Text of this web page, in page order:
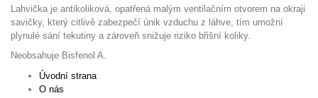
Lahvička je antikoliková, opatřená malým ventilačním otvorem na okraji
savičky, který citlivě zabezpečí únik vzduchu z láhve, tím umožní
plynulé sání tekutiny a zároveň snižuje riziko břišní koliky.
Neobsahuje Bisfenol A.
Úvodní strana
O nás